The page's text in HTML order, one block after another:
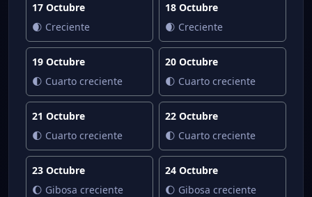
17 Octubre
🌒 Creciente
18 Octubre
🌒 Creciente
19 Octubre
🌓 Cuarto creciente
20 Octubre
🌓 Cuarto creciente
21 Octubre
🌓 Cuarto creciente
22 Octubre
🌓 Cuarto creciente
23 Octubre
🌔 Gibosa creciente
24 Octubre
🌔 Gibosa creciente